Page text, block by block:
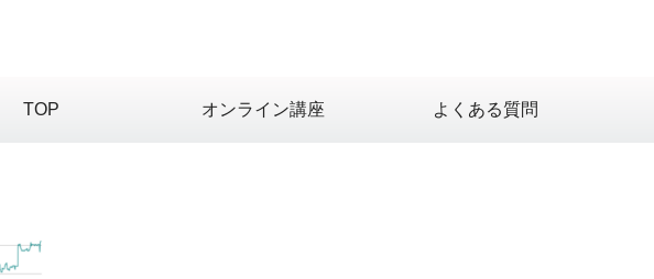
TOP オンライン講座 よくある質問